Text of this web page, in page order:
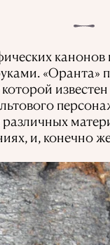
«Оранта»
различных
и, конечно